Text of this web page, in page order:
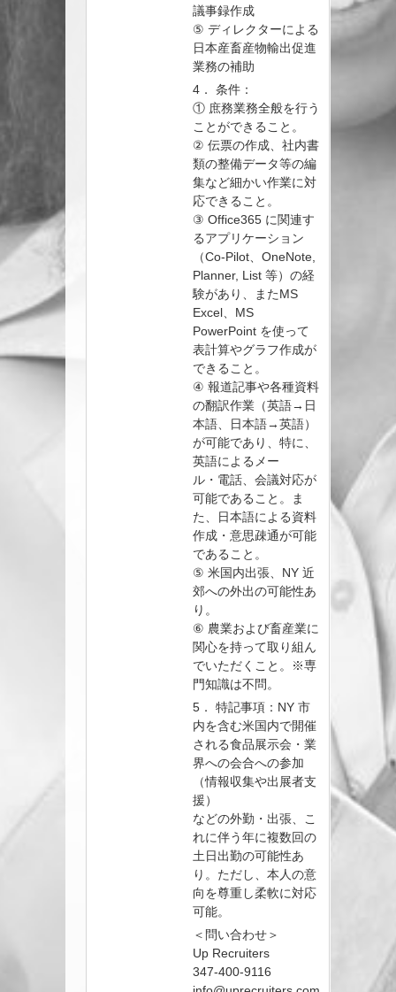
議事録作成
⑤ ディレクターによる
日本産畜産物輸出促進
業務の補助
4． 条件：
① 庶務業務全般を行う
ことができること。
② 伝票の作成、社内書
類の整備データ等の編
集など細かい作業に対
応できること。
③ Office365 に関連す
るアプリケーション
（Co-Pilot、OneNote,
Planner, List 等）の経
験があり、またMS
Excel、MS
PowerPoint を使って
表計算やグラフ作成が
できること。
④ 報道記事や各種資料
の翻訳作業（英語→日
本語、日本語→英語）
が可能であり、特に、
英語によるメー
ル・電話、会議対応が
可能であること。ま
た、日本語による資料
作成・意思疎通が可能
であること。
⑤ 米国内出張、NY 近
郊への外出の可能性あ
り。
⑥ 農業および畜産業に
関心を持って取り組ん
でいただくこと。※専
門知識は不問。
5． 特記事項：NY 市
内を含む米国内で開催
される食品展示会・業
界への会合への参加
（情報収集や出展者支
援）
などの外勤・出張、こ
れに伴う年に複数回の
土日出勤の可能性あ
り。ただし、本人の意
向を尊重し柔軟に対応
可能。
＜問い合わせ＞
Up Recruiters
347-400-9116